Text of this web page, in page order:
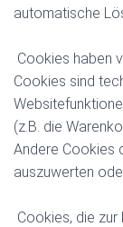
automatische
Cookies haben
Cookies sind
(z.B. die
Andere Cookies
auszuwerten
Cookies, die zur